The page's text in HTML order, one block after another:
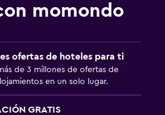
momondo
ofertas de hoteles para ti
de 3 millones de ofertas de
en un solo lugar.
GRATIS